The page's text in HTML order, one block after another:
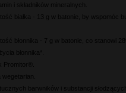
i składników mineralnych.
białka - 13 g w batonie, by wspomóc
błonnika - 7 g w batonie, co stanowi
błonnika*.
Promitor®.
wegetarian.
barwników i substancji słodzących.